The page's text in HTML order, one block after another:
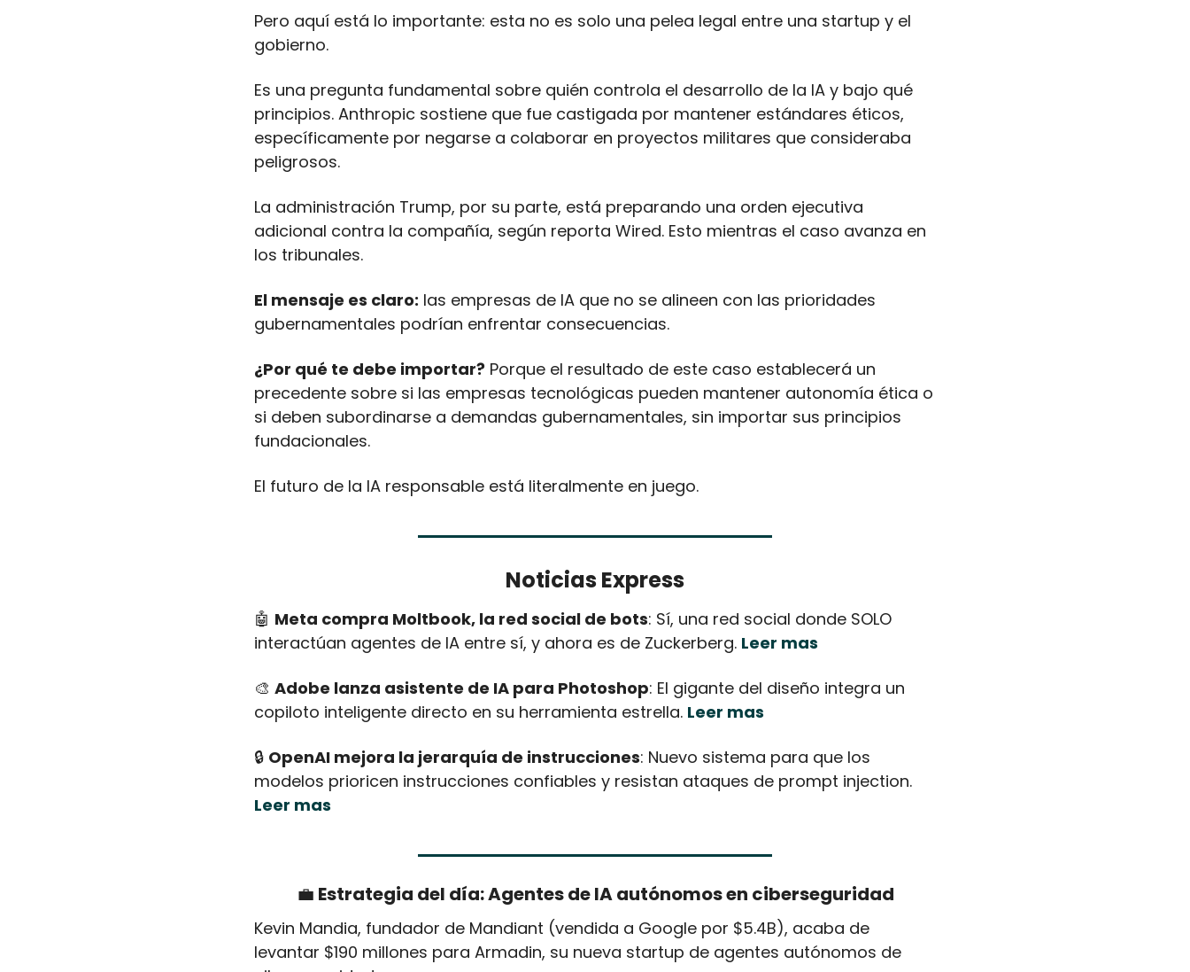
Pero aquí está lo importante: esta no es solo una pelea legal entre una startup y el
gobierno.
Es una pregunta fundamental sobre quién controla el desarrollo de la IA y bajo qué
principios. Anthropic sostiene que fue castigada por mantener estándares éticos,
específicamente por negarse a colaborar en proyectos militares que consideraba
peligrosos.
La administración Trump, por su parte, está preparando una orden ejecutiva
adicional contra la compañía, según reporta Wired. Esto mientras el caso avanza en
los tribunales.
El mensaje es claro: las empresas de IA que no se alineen con las prioridades
gubernamentales podrían enfrentar consecuencias.
¿Por qué te debe importar? Porque el resultado de este caso establecerá un
precedente sobre si las empresas tecnológicas pueden mantener autonomía ética o
si deben subordinarse a demandas gubernamentales, sin importar sus principios
fundacionales.
El futuro de la IA responsable está literalmente en juego.
Noticias Express
🤖 Meta compra Moltbook, la red social de bots: Sí, una red social donde SOLO
interactúan agentes de IA entre sí, y ahora es de Zuckerberg. Leer mas
🎨 Adobe lanza asistente de IA para Photoshop: El gigante del diseño integra un
copiloto inteligente directo en su herramienta estrella. Leer mas
🔒 OpenAI mejora la jerarquía de instrucciones: Nuevo sistema para que los
Leer mas
💼 Estrategia del día: Agentes de IA autónomos en ciberseguridad
Kevin Mandia, fundador de Mandiant (vendida a Google por $5.4B), acaba de
levantar $190 millones para Armadin, su nueva startup de agentes autónomos de